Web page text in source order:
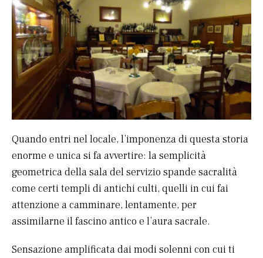
Quando entri nel locale, l’imponenza di questa storia
enorme e unica si fa avvertire: la semplicità
geometrica della sala del servizio spande sacralità
come certi templi di antichi culti, quelli in cui fai
attenzione a camminare, lentamente, per
assimilarne il fascino antico e l’aura sacrale.
Sensazione amplificata dai modi solenni con cui ti